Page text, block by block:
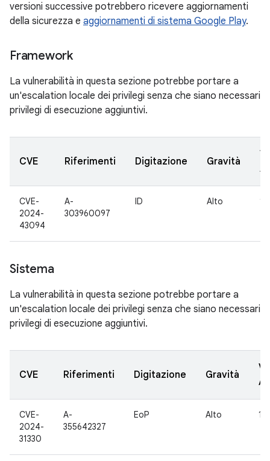
versioni successive potrebbero ricevere aggiornamenti
della sicurezza e aggiornamenti di sistema Google Play.
Framework
La vulnerabilità in questa sezione potrebbe portare a
un'escalation locale dei privilegi senza che siano necessari
privilegi di esecuzione aggiuntivi.
CVE Riferimenti Digitazione Gravità
CVE-
2024-
43094
A-
303960097
ID Alto 13
Sistema
La vulnerabilità in questa sezione potrebbe portare a
un'escalation locale dei privilegi senza che siano necessari
privilegi di esecuzione aggiuntivi.
CVE Riferimenti Digitazione Gravità
CVE-
2024-
31330
A-
355642327
EoP Alto 13